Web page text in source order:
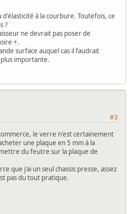
à la courbure. Toutefois, ce
?
ne devrait pas poser de
+.
surface auquel cas il faudrait
importante.
#3
le verre n'est certainement
une plaque en 5 mm à la
du feutre sur la plaque de
que j'ai un seul chassis presse, assez
pas du tout pratique.